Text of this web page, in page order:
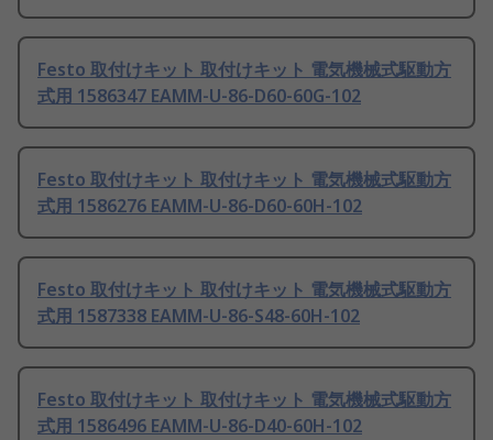
Festo 取付けキット 取付けキット 電気機械式駆動方
式用 1586347 EAMM-U-86-D60-60G-102
Festo 取付けキット 取付けキット 電気機械式駆動方
式用 1586276 EAMM-U-86-D60-60H-102
Festo 取付けキット 取付けキット 電気機械式駆動方
式用 1587338 EAMM-U-86-S48-60H-102
Festo 取付けキット 取付けキット 電気機械式駆動方
式用 1586496 EAMM-U-86-D40-60H-102